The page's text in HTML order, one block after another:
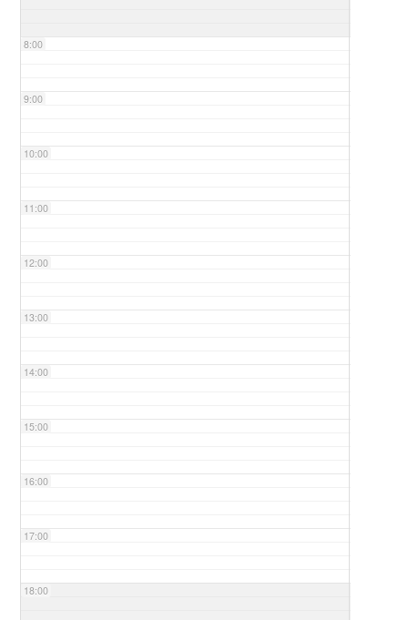
8:00
9:00
10:00
11:00
12:00
13:00
14:00
15:00
16:00
17:00
18:00